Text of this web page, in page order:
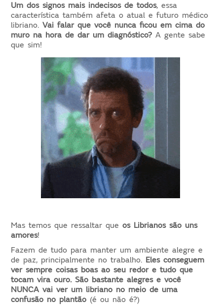
Um dos signos mais indecisos de todos, essa
característica também afeta o atual e futuro médico
libriano.Vai falar que você nunca ficou em cima do
muro na hora de dar um diagnóstico? A gente sabe
que sim!
Mas temos que ressaltar queos Librianos são uns
amores!
Fazem de tudo para manter um ambiente alegre e
de paz, principalmente no trabalho. Eles conseguem
ver sempre coisas boas ao seu redor e tudo que
tocam vira ouro. São bastante alegres e você
NUNCA vai ver um libriano no meio de uma
confusão no plantão (é ou não é?)